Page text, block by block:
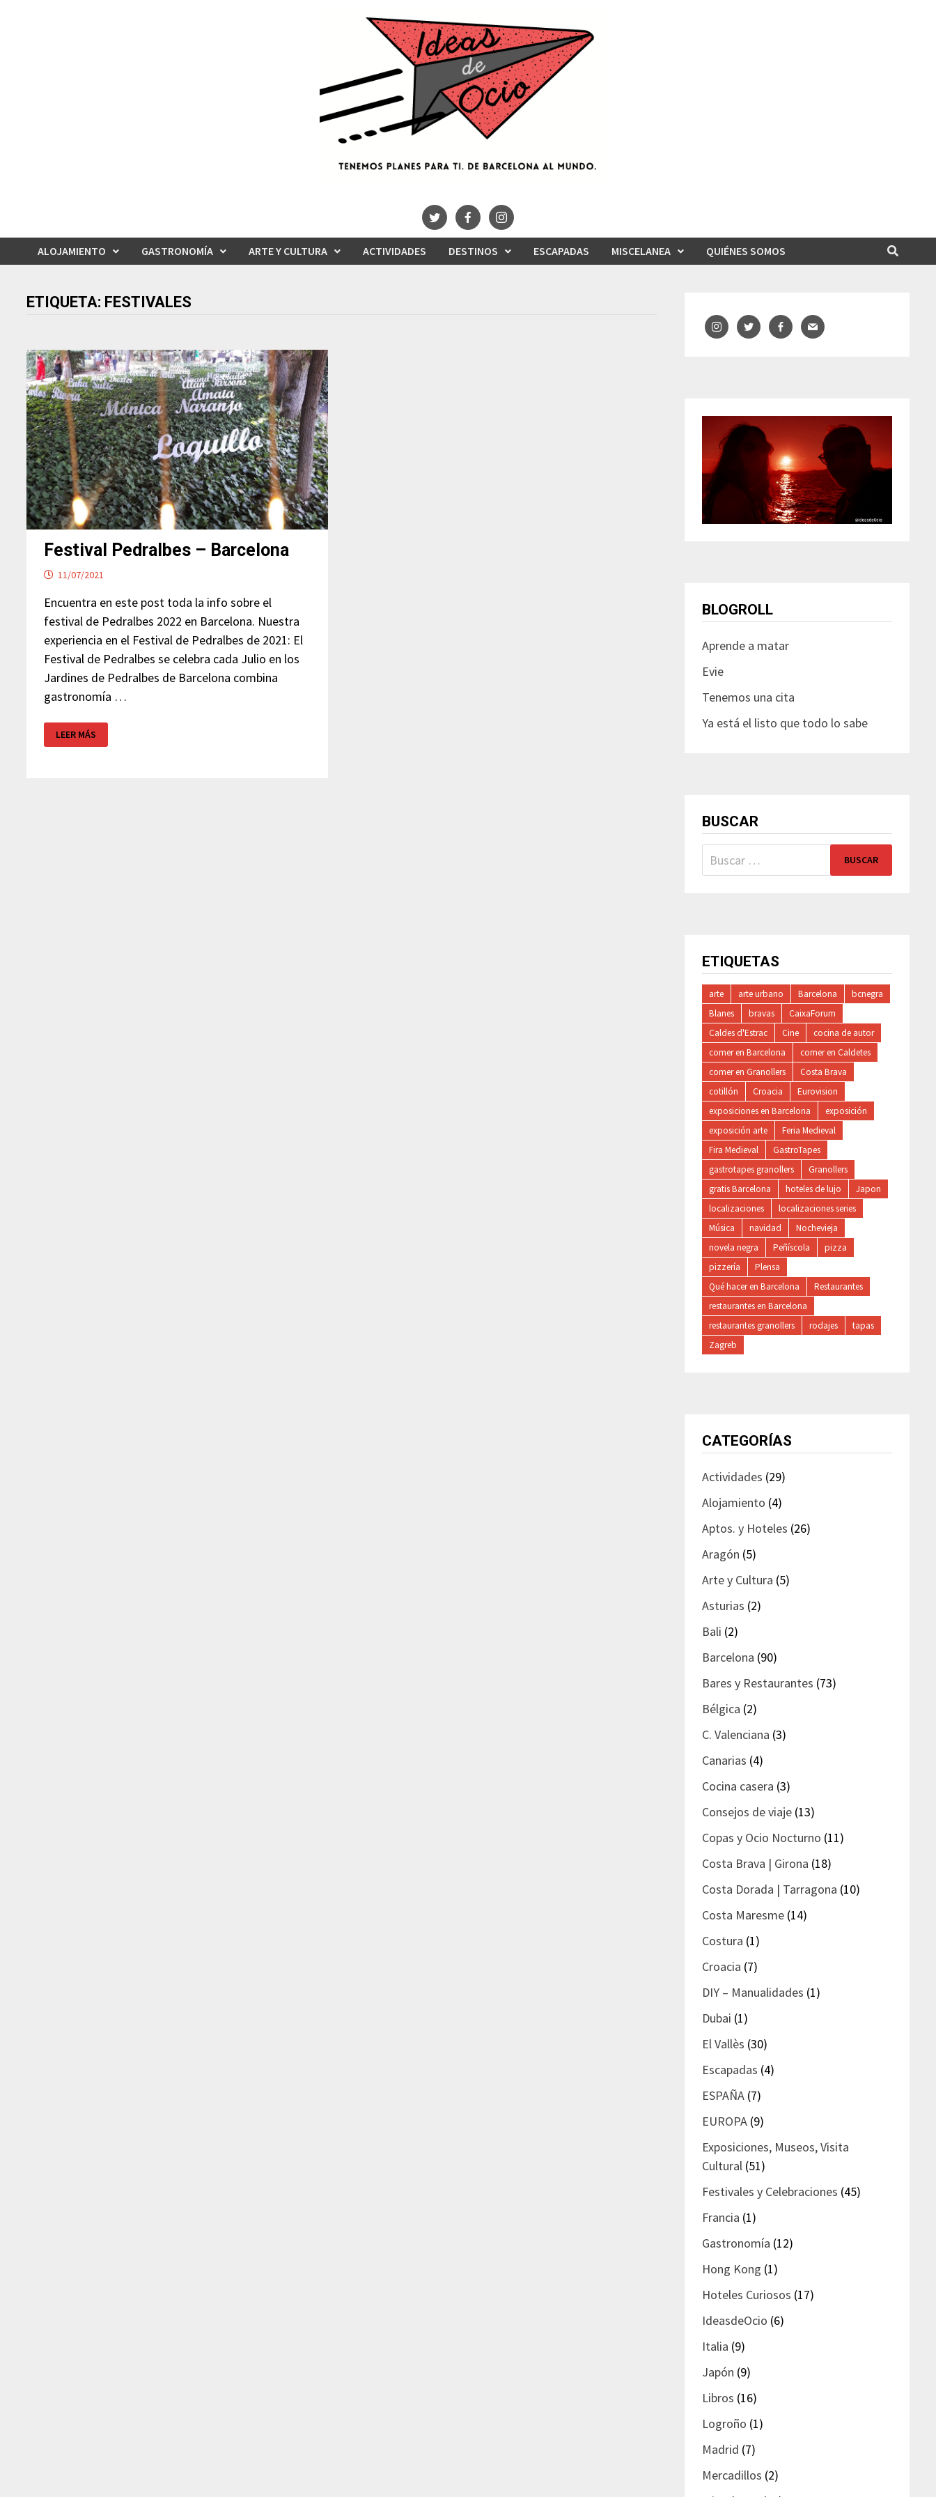
ALOJAMIENTO GASTRONOMÍA ARTE Y CULTURA ACTIVIDADES DESTINOS ESCAPADAS MISCELANEA QUIÉNES SOMOS
ETIQUETA: FESTIVALES
Festival Pedralbes – Barcelona
11/07/2021
Encuentra en este post toda la info sobre el
festival de Pedralbes 2022 en Barcelona. Nuestra
experiencia en el Festival de Pedralbes de 2021: El
Festival de Pedralbes se celebra cada Julio en los
Jardines de Pedralbes de Barcelona combina
gastronomía …
FESTIVAL
PEDRALBES
–
LEER MÁS
BLOGROLL
Aprende a matar
Evie
Tenemos una cita
Ya está el listo que todo lo sabe
BUSCAR
Buscar:
ETIQUETAS
arte arte urbano Barcelona
bcnegra
Blanes
bravas
CaixaForum
Caldes d'Estrac
Cine
cocina de autor
comer en Barcelona
comer en Caldetes
comer en Granollers
Costa Brava
cotillón
Croacia
Eurovision
exposiciones en Barcelona
exposición
exposición arte
Feria Medieval
Fira Medieval
GastroTapes
gastrotapes granollers
Granollers
gratis Barcelona
hoteles de lujo
Japon
localizaciones
localizaciones series
Música
navidad
Nochevieja
novela negra
Peñíscola
pizza
pizzería
Plensa
Qué hacer en Barcelona
Restaurantes
restaurantes en Barcelona
restaurantes granollers
rodajes
tapas
Zagreb
CATEGORÍAS
Actividades (29)
Alojamiento (4)
Aptos. y Hoteles (26)
Aragón (5)
Arte y Cultura (5)
Asturias (2)
Bali (2)
Barcelona (90)
Bares y Restaurantes (73)
Bélgica (2)
C. Valenciana (3)
Canarias (4)
Cocina casera (3)
Consejos de viaje (13)
Copas y Ocio Nocturno (11)
Costa Brava | Girona (18)
Costa Dorada | Tarragona (10)
Costa Maresme (14)
Costura (1)
Croacia (7)
DIY – Manualidades (1)
Dubai (1)
El Vallès (30)
Escapadas (4)
ESPAÑA (7)
EUROPA (9)
Exposiciones, Museos, Visita
Cultural (51)
Festivales y Celebraciones (45)
Francia (1)
Gastronomía (12)
Hong Kong (1)
Hoteles Curiosos (17)
IdeasdeOcio (6)
Italia (9)
Japón (9)
Libros (16)
Logroño (1)
Madrid (7)
Mercadillos (2)